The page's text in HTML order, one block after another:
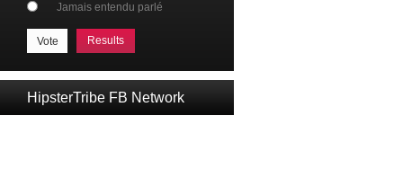
Jamais entendu parlé
Results
HipsterTribe FB Network